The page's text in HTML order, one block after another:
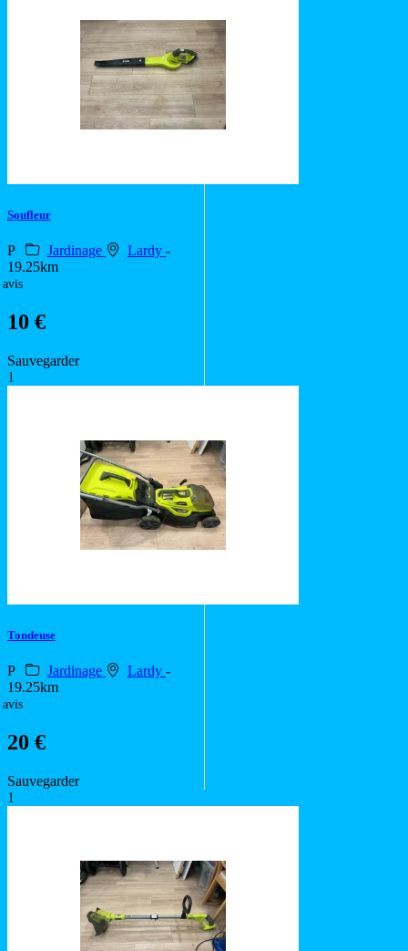
Soufleur
P Jardinage Lardy -
19.25km
avis
10 €
Sauvegarder
1
Tondeuse
P Jardinage Lardy -
19.25km
avis
20 €
Sauvegarder
1